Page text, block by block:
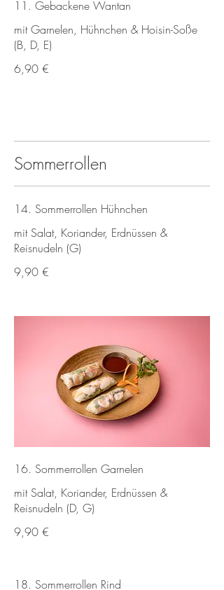
11. Gebackene Wantan
mit Garnelen, Hühnchen & Hoisin-Soße
(B, D, E)
6,90 €
Sommerrollen
14. Sommerrollen Hühnchen
mit Salat, Koriander, Erdnüssen &
Reisnudeln (G)
9,90 €
16. Sommerrollen Garnelen
mit Salat, Koriander, Erdnüssen &
Reisnudeln (D, G)
9,90 €
18. Sommerrollen Rind